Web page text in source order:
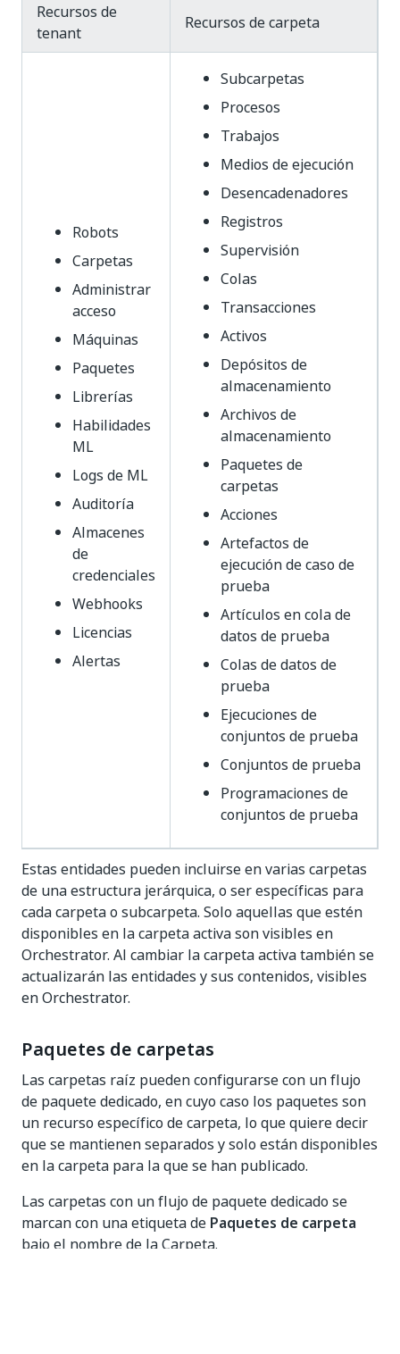
Recursos de
tenant
Recursos de carpeta
Robots
Carpetas
Administrar
acceso
Máquinas
Paquetes
Librerías
Habilidades
ML
Logs de ML
Auditoría
Almacenes
de
credenciales
Webhooks
Licencias
Alertas
Subcarpetas
Procesos
Trabajos
Medios de ejecución
Desencadenadores
Registros
Supervisión
Colas
Transacciones
Activos
Depósitos de
almacenamiento
Archivos de
almacenamiento
Paquetes de
carpetas
Acciones
Artefactos de
ejecución de caso de
prueba
Artículos en cola de
datos de prueba
Colas de datos de
prueba
Ejecuciones de
conjuntos de prueba
Conjuntos de prueba
Programaciones de
conjuntos de prueba
Estas entidades pueden incluirse en varias carpetas
de una estructura jerárquica, o ser específicas para
cada carpeta o subcarpeta. Solo aquellas que estén
disponibles en la carpeta activa son visibles en
Orchestrator. Al cambiar la carpeta activa también se
actualizarán las entidades y sus contenidos, visibles
en Orchestrator.
Paquetes de carpetas
Las carpetas raíz pueden configurarse con un flujo
de paquete dedicado, en cuyo caso los paquetes son
un recurso específico de carpeta, lo que quiere decir
que se mantienen separados y solo están disponibles
en la carpeta para la que se han publicado.
Las carpetas con un flujo de paquete dedicado se
marcan con una etiqueta de Paquetes de carpeta
bajo el nombre de la Carpeta.